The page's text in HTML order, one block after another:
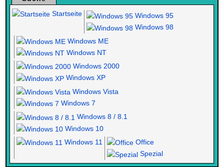
Startseite
Windows 95
Windows 98
Windows ME
Windows NT
Windows 2000
Windows XP
Windows Vista
Windows 7
Windows 8 / 8.1
Windows 10
Windows 11
Office
Spezial